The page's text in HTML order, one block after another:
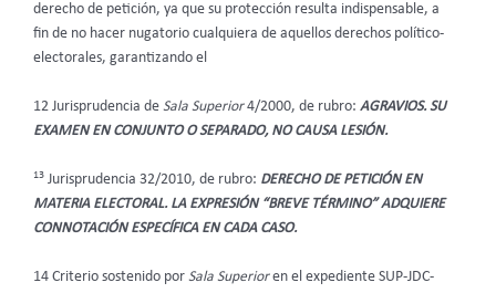
derecho de petición, ya que su protección resulta indispensable, a
fin de no hacer nugatorio cualquiera de aquellos derechos político-
electorales, garantizando el
12 Jurisprudencia de Sala Superior4/2000, de rubro: AGRAVIOS. SU
EXAMEN EN CONJUNTO O SEPARADO, NO CAUSA LESIÓN.
13 Jurisprudencia 32/2010, de rubro: DERECHO DE PETICIÓN EN
MATERIA ELECTORAL. LA EXPRESIÓN “BREVE TÉRMINO” ADQUIERE
CONNOTACIÓN ESPECÍFICA EN CADA CASO.
14 Criterio sostenido por Sala Superioren el expediente SUP-JDC-